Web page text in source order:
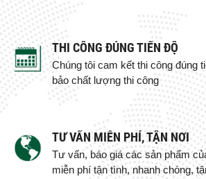
THI CÔNG ĐÚNG TIẾN ĐỘ
Chúng tôi cam kết thi công đúng
bảo chất lượng thi công
TƯ VẤN MIỄN PHÍ, TẬN NƠI
Tư vấn, báo giá các sản phẩm
miễn phí tận tình, nhanh chóng,